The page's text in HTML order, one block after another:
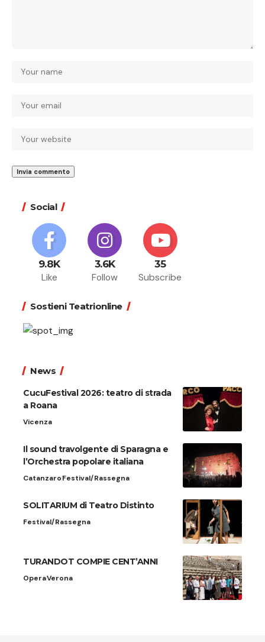
Social
9.8K
Like
3.6K
Follow
35
Subscribe
Sostieni Teatrionline
News
CucuFestival 2026: teatro di strada
a Roana
Vicenza
Il sound travolgente di Sparagna e
l’Orchestra popolare italiana
CatanzaroFestival/Rassegna
SOLITARIUM di Teatro Distinto
Festival/Rassegna
TURANDOT COMPIE CENT’ANNI
OperaVerona